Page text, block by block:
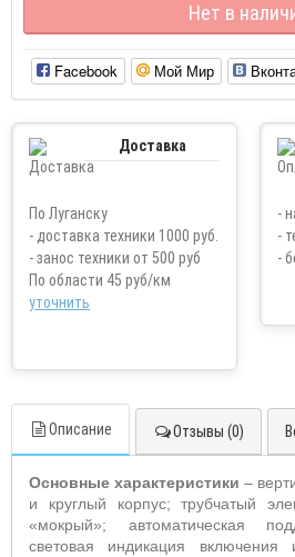
Нет в
Facebook Мой Мир
Доставка
По Луганску
- доставка техники 1000 руб.
- занос техники от 500 руб
По области 45 руб/км
уточнить
-
-
-
Описание Отзывы (0)
Основные характеристики –
и круглый корпус; трубчатый
«мокрый»; автоматическая
световая индикация включения